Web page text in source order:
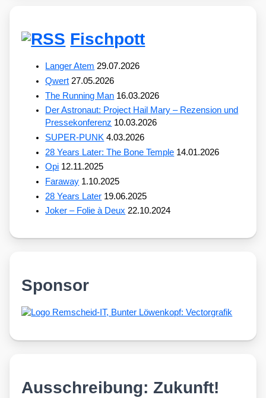
Fischpott
Langer Atem 29.07.2026
Qwert 27.05.2026
The Running Man 16.03.2026
Der Astronaut: Project Hail Mary – Rezension und
Pressekonferenz 10.03.2026
SUPER-PUNK 4.03.2026
28 Years Later: The Bone Temple 14.01.2026
Opi 12.11.2025
Faraway 1.10.2025
28 Years Later 19.06.2025
Joker – Folie à Deux 22.10.2024
Sponsor
Ausschreibung: Zukunft!